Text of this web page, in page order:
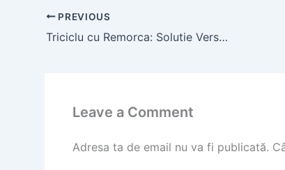
PREVIOUS
Triciclu cu Remorca: Solutie Versatila pentru Transport Usor in Oras
Leave a Comment
Adresa ta de email nu va fi publicată.